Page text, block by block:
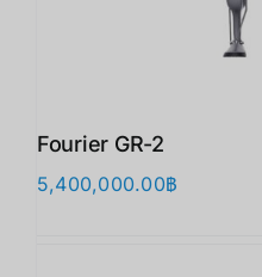
Fourier GR-2
5,400,000.00฿